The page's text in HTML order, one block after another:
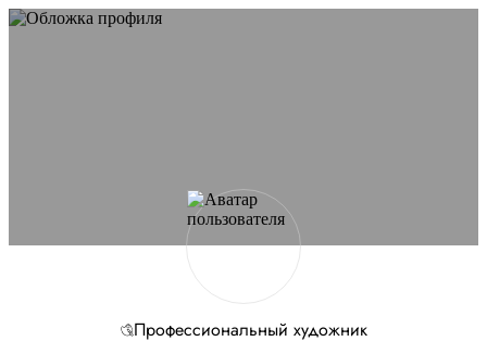
Профессиональный художник